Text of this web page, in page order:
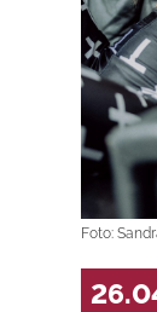
Foto: